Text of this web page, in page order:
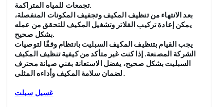
تجمعات للمياه المتراكمة.
بعد الانتهاء من تنظيف المكيف وتجفيف المكونات المنفصلة،
يمكن إعادة تركيب الفلاتر وتشغيل المكيف للتحقق من عمله
بشكل صحيح.
يجب القيام بتنظيف المكيف السبليت بانتظام وفقًا لتوصيات
الشركة المصنعة. إذا كنت غير متأكد من كيفية تنظيف المكيف
السبليت بشكل صحيح، يفضل الاستعانة بفني صيانة محترف
لضمان سلامة المكيف وأداءه المثلى.
غسيل سبلت